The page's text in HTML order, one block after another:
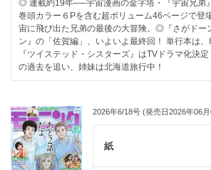
◎ 連載約19年──宇宙漫画の金字塔・『宇宙兄弟
巻頭カラー６Pを含む超ボリューム46ページで登
宙に飛び出た兄弟の最後の大冒険。◎『さがドー
ン』の「佐賀編」、いよいよ最終回！ 単行本は
『ツイステッド・シスターズ』はTVドラマ化決
の過去を追い、姉妹は北海道旅行中！
2026年6/18号 (発売日2026年06
紙